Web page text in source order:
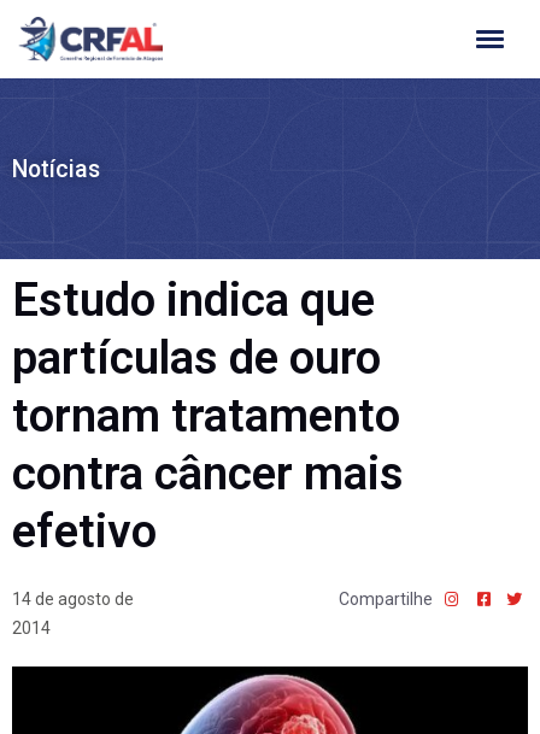
Ir
para
Notícias
Estudo indica que
partículas de ouro
tornam tratamento
contra câncer mais
efetivo
14 de agosto de
2014
Compartilhe